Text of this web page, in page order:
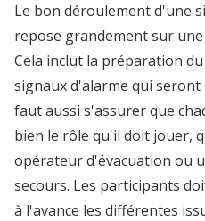
Le bon déroulement d'une
repose grandement sur
Cela inclut la préparation
signaux d'alarme qui
faut aussi s'assurer que
bien le rôle qu'il doit jouer,
opérateur d'évacuation ou
secours. Les participants
à l'avance les différentes